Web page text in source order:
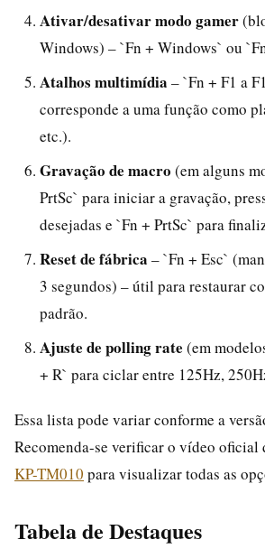
Ativar/desativar modo gamer
Windows) – `Fn + Windows` ou
Atalhos multimídia – `Fn + F1 a
corresponde a uma função como
etc.).
Gravação de macro (em alguns
PrtSc` para iniciar a gravação,
desejadas e `Fn + PrtSc` para
Reset de fábrica – `Fn + Esc`
3 segundos) – útil para restaurar
padrão.
Ajuste de polling rate (em
+ R` para ciclar entre 125Hz,
Essa lista pode variar conforme a
Recomenda-se verificar o vídeo oficial
KP-TM010 para visualizar todas as
Tabela de Destaques